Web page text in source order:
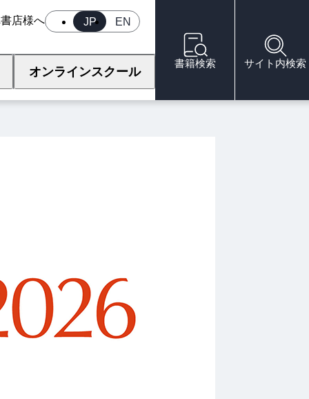
JP EN
書店様へ
オンラインスクール
書籍検索 サイト内検索